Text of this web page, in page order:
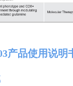
产品使用说明